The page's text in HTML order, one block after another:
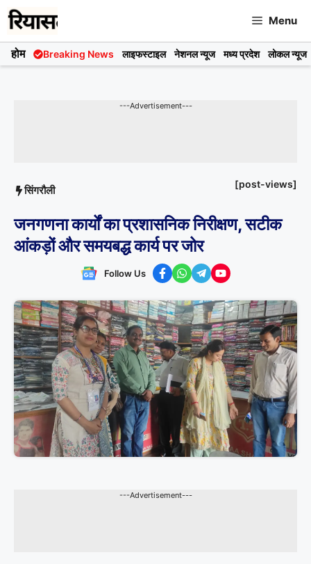
Skip
to
content
Menu
होम Breaking News लाइफस्टाइल नेशनल न्यूज मध्य प्रदेश लोकल न्यूज
---Advertisement---
सिंगरौली [post-views]
जनगणना कार्यों का प्रशासनिक निरीक्षण, सटीक
आंकड़ों और समयबद्ध कार्य पर जोर
Follow Us
---Advertisement---